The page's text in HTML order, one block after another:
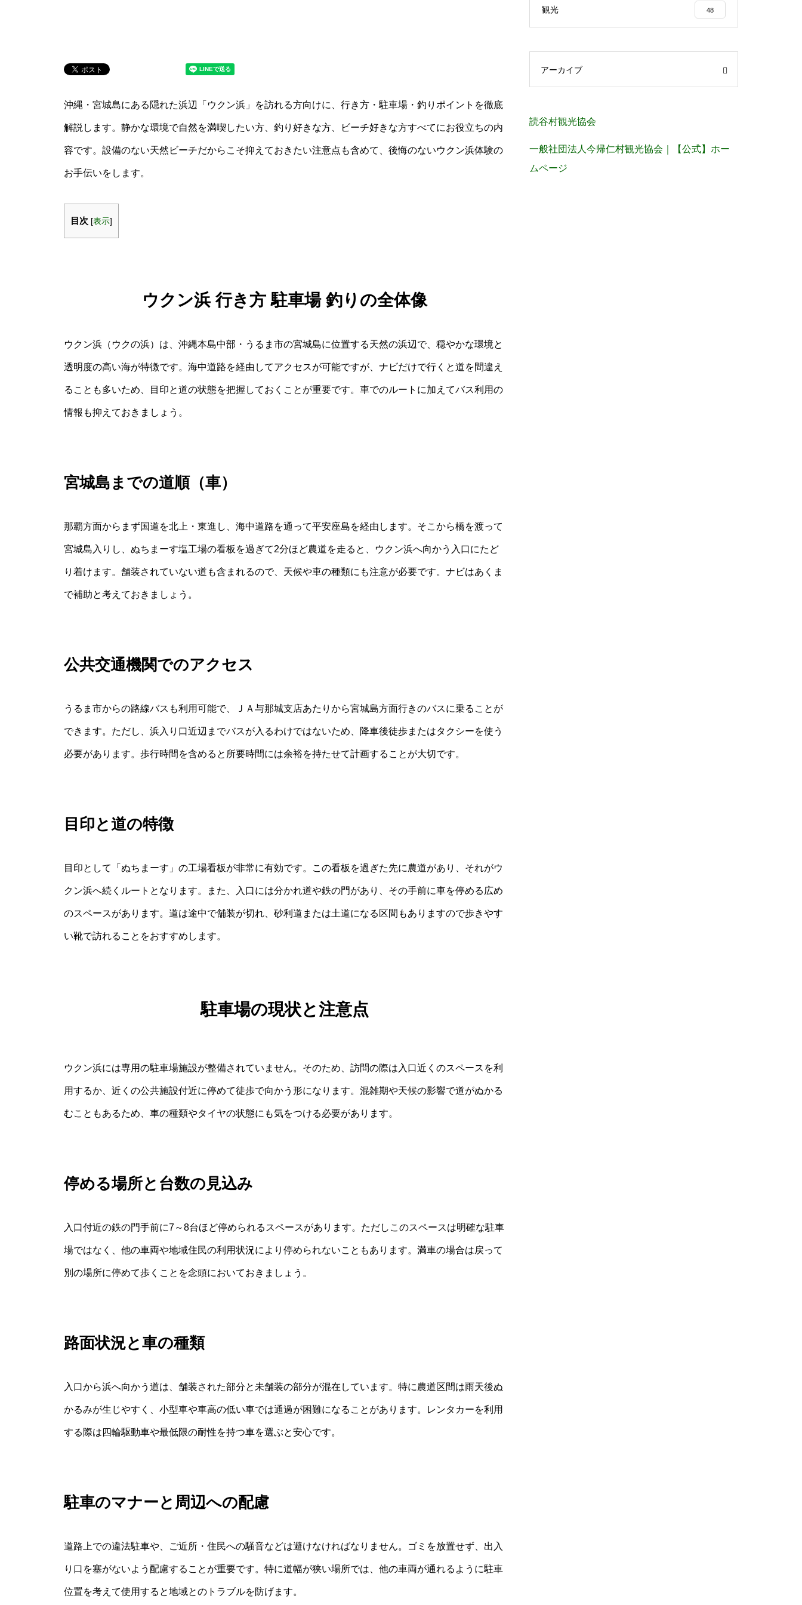
沖縄・宮城島にある隠れた浜辺「ウクン浜」を訪れる方向けに、行き方・駐車場・釣りポイントを徹底
解説します。静かな環境で自然を満喫したい方、釣り好きな方、ビーチ好きな方すべてにお役立ちの内
容です。設備のない天然ビーチだからこそ抑えておきたい注意点も含めて、後悔のないウクン浜体験の
お手伝いをします。
目次 [表示]
ウクン浜 行き方 駐車場 釣りの全体像
ウクン浜（ウクの浜）は、沖縄本島中部・うるま市の宮城島に位置する天然の浜辺で、穏やかな環境と
透明度の高い海が特徴です。海中道路を経由してアクセスが可能ですが、ナビだけで行くと道を間違え
ることも多いため、目印と道の状態を把握しておくことが重要です。車でのルートに加えてバス利用の
情報も抑えておきましょう。
宮城島までの道順（車）
那覇方面からまず国道を北上・東進し、海中道路を通って平安座島を経由します。そこから橋を渡って
宮城島入りし、ぬちまーす塩工場の看板を過ぎて2分ほど農道を走ると、ウクン浜へ向かう入口にたど
り着けます。舗装されていない道も含まれるので、天候や車の種類にも注意が必要です。ナビはあくま
で補助と考えておきましょう。
公共交通機関でのアクセス
うるま市からの路線バスも利用可能で、ＪＡ与那城支店あたりから宮城島方面行きのバスに乗ることが
できます。ただし、浜入り口近辺までバスが入るわけではないため、降車後徒歩またはタクシーを使う
必要があります。歩行時間を含めると所要時間には余裕を持たせて計画することが大切です。
目印と道の特徴
目印として「ぬちまーす」の工場看板が非常に有効です。この看板を過ぎた先に農道があり、それがウ
クン浜へ続くルートとなります。また、入口には分かれ道や鉄の門があり、その手前に車を停める広め
のスペースがあります。道は途中で舗装が切れ、砂利道または土道になる区間もありますので歩きやす
い靴で訪れることをおすすめします。
駐車場の現状と注意点
ウクン浜には専用の駐車場施設が整備されていません。そのため、訪問の際は入口近くのスペースを利
用するか、近くの公共施設付近に停めて徒歩で向かう形になります。混雑期や天候の影響で道がぬかる
むこともあるため、車の種類やタイヤの状態にも気をつける必要があります。
停める場所と台数の見込み
入口付近の鉄の門手前に7～8台ほど停められるスペースがあります。ただしこのスペースは明確な駐車
場ではなく、他の車両や地域住民の利用状況により停められないこともあります。満車の場合は戻って
別の場所に停めて歩くことを念頭においておきましょう。
路面状況と車の種類
入口から浜へ向かう道は、舗装された部分と未舗装の部分が混在しています。特に農道区間は雨天後ぬ
かるみが生じやすく、小型車や車高の低い車では通過が困難になることがあります。レンタカーを利用
する際は四輪駆動車や最低限の耐性を持つ車を選ぶと安心です。
駐車のマナーと周辺への配慮
道路上での違法駐車や、ご近所・住民への騒音などは避けなければなりません。ゴミを放置せず、出入
り口を塞がないよう配慮することが重要です。特に道幅が狭い場所では、他の車両が通れるように駐車
位置を考えて使用すると地域とのトラブルを防げます。
観光 48
アーカイブ
読谷村観光協会
一般社団法人今帰仁村観光協会｜【公式】ホー
ムページ